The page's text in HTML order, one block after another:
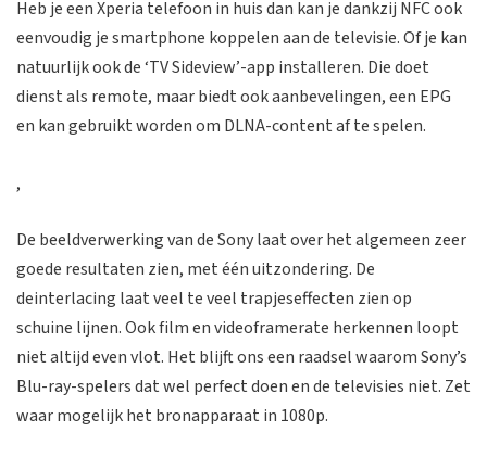
Heb je een Xperia telefoon in huis dan kan je dankzij NFC ook
eenvoudig je smartphone koppelen aan de televisie. Of je kan
natuurlijk ook de ‘TV Sideview’-app installeren. Die doet
dienst als remote, maar biedt ook aanbevelingen, een EPG
en kan gebruikt worden om DLNA-content af te spelen.
,
De beeldverwerking van de Sony laat over het algemeen zeer
goede resultaten zien, met één uitzondering. De
deinterlacing laat veel te veel trapjeseffecten zien op
schuine lijnen. Ook film en videoframerate herkennen loopt
niet altijd even vlot. Het blijft ons een raadsel waarom Sony’s
Blu-ray-spelers dat wel perfect doen en de televisies niet. Zet
waar mogelijk het bronapparaat in 1080p.